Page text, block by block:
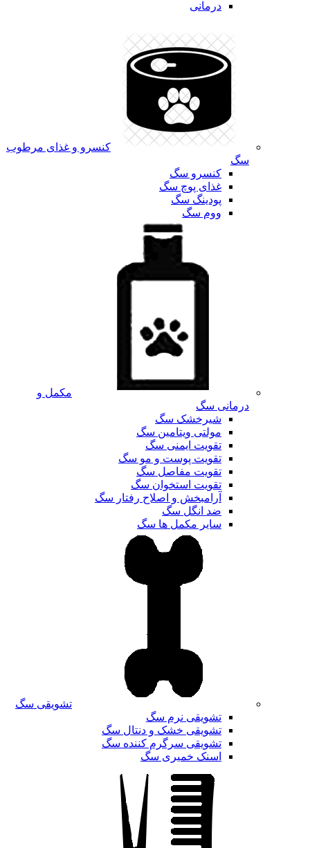
درمانی
کنسرو و غذای مرطوب
سگ
کنسرو سگ
غذای پوچ سگ
پودینگ سگ
ووم سگ
مکمل و
درمانی سگ
شیرخشک سگ
مولتی ویتامین سگ
تقویت ایمنی سگ
تقویت پوست و مو سگ
تقویت مفاصل سگ
تقویت استخوان سگ
آرامبخش و اصلاح رفتار سگ
ضد انگل سگ
سایر مکمل ها سگ
تشویقی سگ
تشویقی نرم سگ
تشویقی خشک و دنتال سگ
تشویقی سرگرم کننده سگ
اسنک خمیری سگ